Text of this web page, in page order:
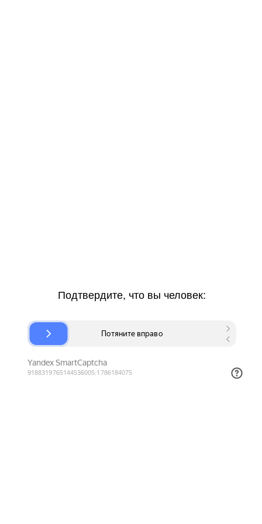
Подтвердите, что вы человек: